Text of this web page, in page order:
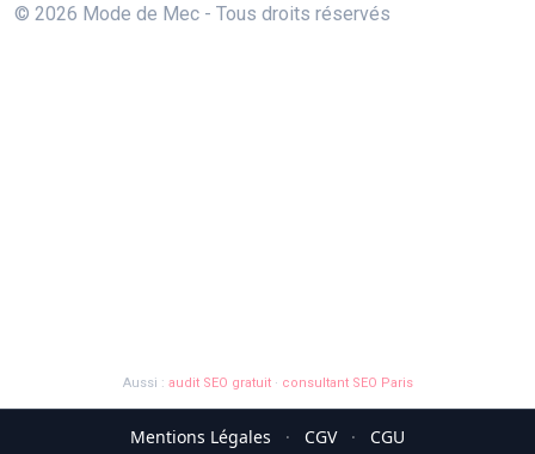
© 2026 Mode de Mec - Tous droits réservés
Aussi : audit SEO gratuit· consultant SEO Paris
Mentions Légales · CGV · CGU